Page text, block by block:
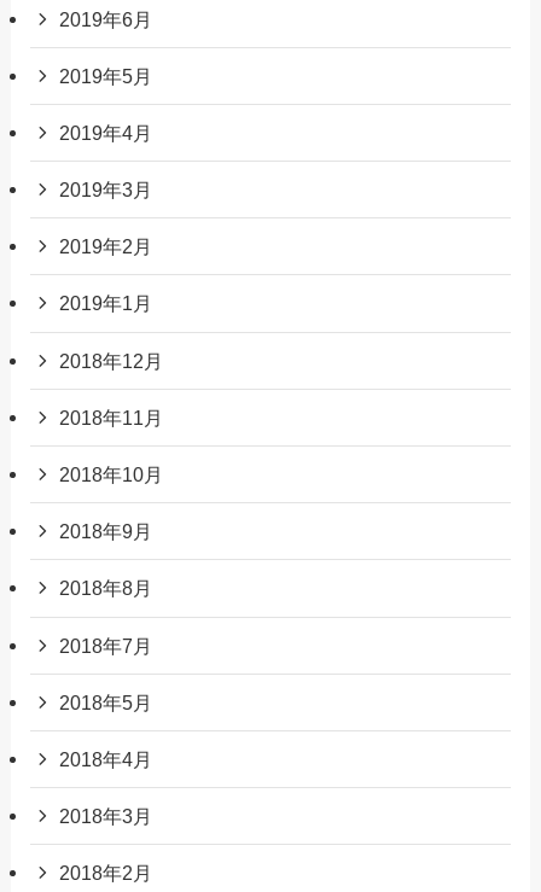
2019年6月
2019年5月
2019年4月
2019年3月
2019年2月
2019年1月
2018年12月
2018年11月
2018年10月
2018年9月
2018年8月
2018年7月
2018年5月
2018年4月
2018年3月
2018年2月